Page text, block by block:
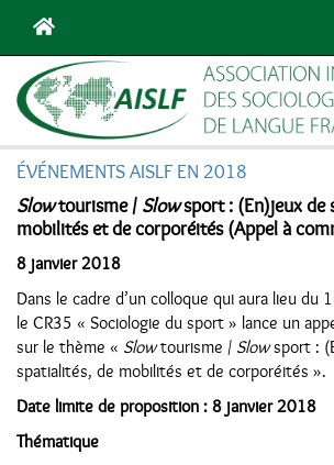
ÉVÉNEMENTS AISLF EN 2018
Slowtourisme / Slowsport : (En)jeux de
mobilités et de corporéités (Appel à
8 janvier 2018
Dans le cadre d’un colloque qui aura lieu du
le CR35 « Sociologie du sport » lance un
sur le thème « Slowtourisme / Slowsport :
spatialités, de mobilités et de corporéités ».
Date limite de proposition : 8 janvier 2018
Thématique